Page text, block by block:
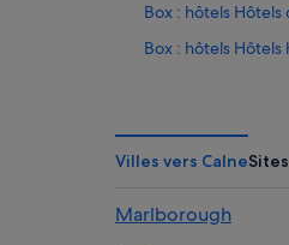
Box : hôtels Hôtels
Box : hôtels Hôtels
Box : hôtels
Burton :
Villes vers Calne
Marlborough